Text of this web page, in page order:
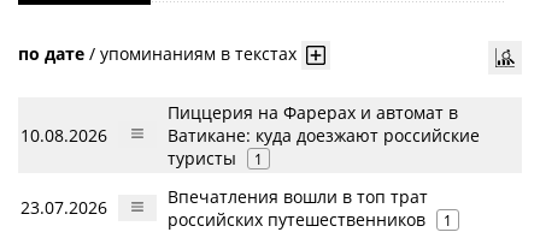
по дате / упоминаниям в текстах
10.08.2026
Пиццерия на Фарерах и автомат в
Ватикане: куда доезжают российские
туристы
1
23.07.2026
Впечатления вошли в топ трат
российских путешественников
1